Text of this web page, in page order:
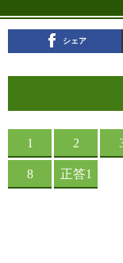
シェア